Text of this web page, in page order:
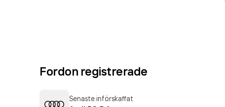
Fordon registrerade
Senaste införskaffat